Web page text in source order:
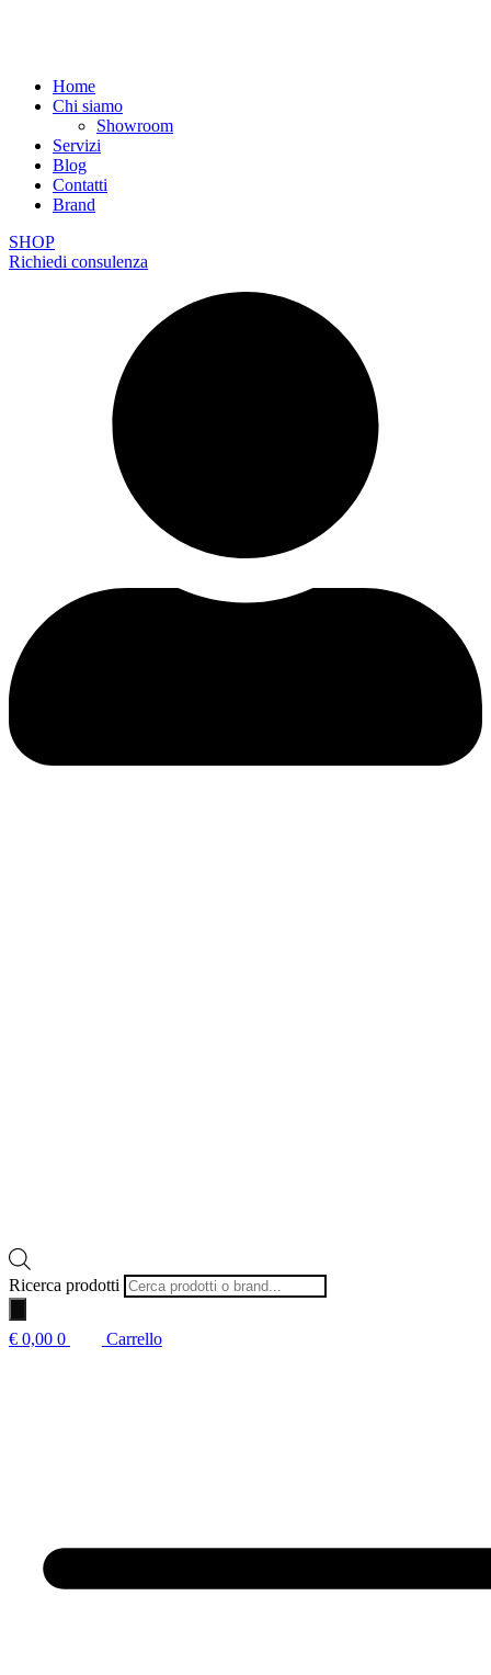
Home
Chi siamo
Showroom
Servizi
Blog
Contatti
Brand
SHOP
Richiedi consulenza
Ricerca prodotti
€ 0,00 0 Carrello